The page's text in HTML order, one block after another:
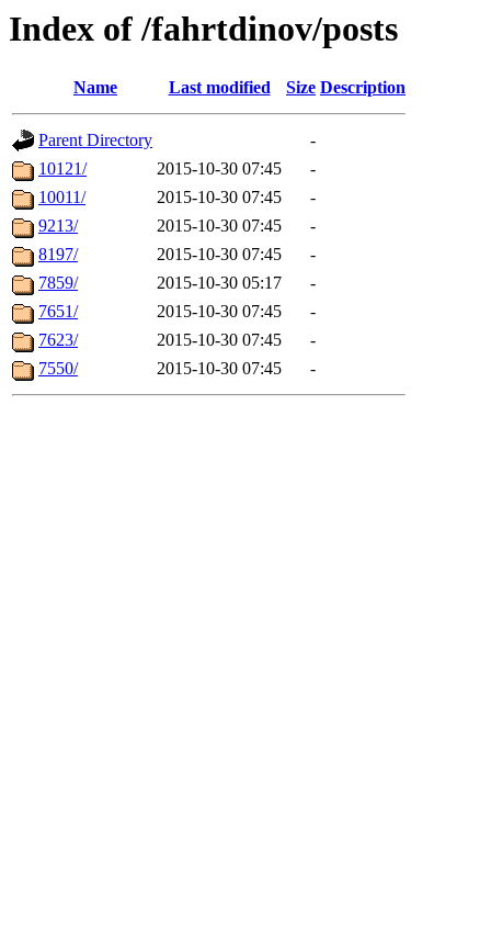
Index of /fahrtdinov/posts
Name Last modified Size Description
Parent Directory
-
10121/
2015-10-30 07:45
-
10011/
2015-10-30 07:45
-
9213/
2015-10-30 07:45
-
8197/
2015-10-30 07:45
-
7859/
2015-10-30 05:17
-
7651/
2015-10-30 07:45
-
7623/
2015-10-30 07:45
-
7550/
2015-10-30 07:45 -